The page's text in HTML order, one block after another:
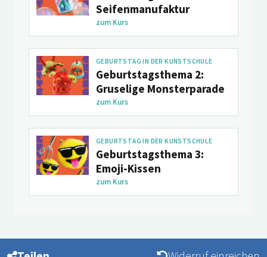
Seifenmanufaktur
zum Kurs
GEBURTSTAG IN DER KUNSTSCHULE
Geburtstagsthema 2:
Gruselige Monsterparade
zum Kurs
GEBURTSTAG IN DER KUNSTSCHULE
Geburtstagsthema 3:
Emoji-Kissen
zum Kurs